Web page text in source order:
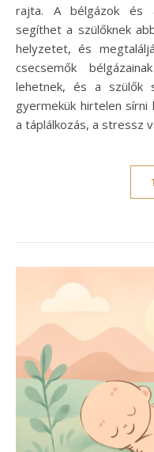
rajta. A bélgázok és
segíthet a szülőknek
helyzetet, és
csecsemők
lehetnek, és a szülők
gyermekük hirtelen
a táplálkozás, a stressz